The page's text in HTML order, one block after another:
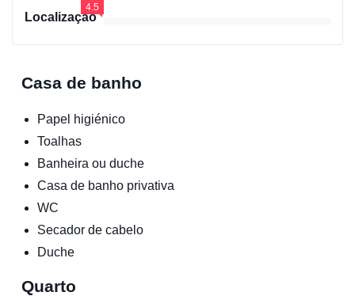
Localização
4.5
Casa de banho
Papel higiénico
Toalhas
Banheira ou duche
Casa de banho privativa
WC
Secador de cabelo
Duche
Quarto